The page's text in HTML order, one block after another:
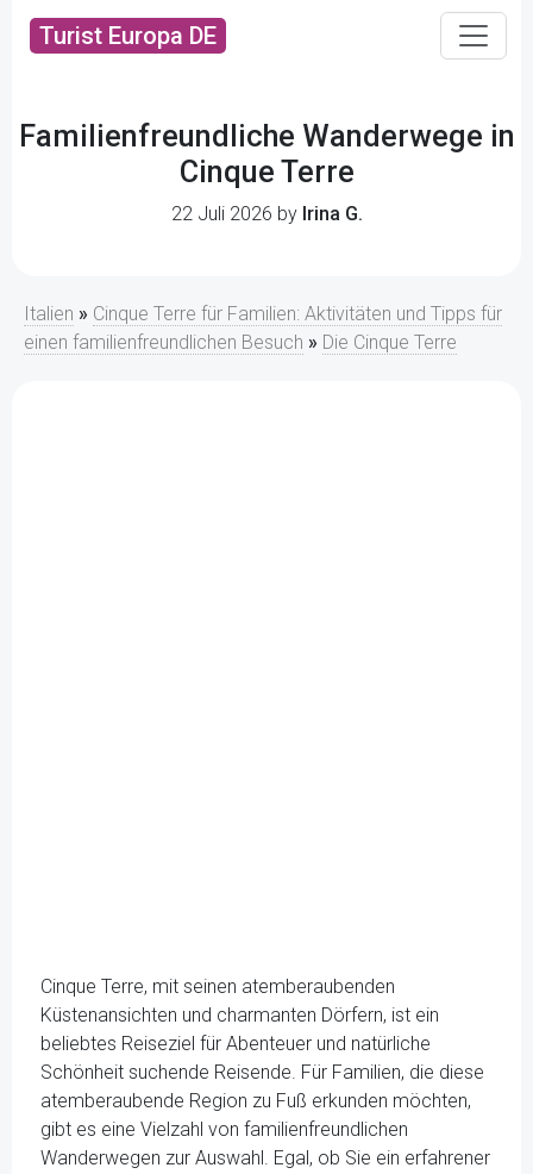
Turist Europa DE
Familienfreundliche Wanderwege in
Cinque Terre
22 Juli 2026 by Irina G.
Italien » Cinque Terre für Familien: Aktivitäten und Tipps für
einen familienfreundlichen Besuch » Die Cinque Terre
Cinque Terre, mit seinen atemberaubenden
Küstenansichten und charmanten Dörfern, ist ein
beliebtes Reiseziel für Abenteuer und natürliche
Schönheit suchende Reisende. Für Familien, die diese
atemberaubende Region zu Fuß erkunden möchten,
gibt es eine Vielzahl von familienfreundlichen
Wanderwegen zur Auswahl. Egal, ob Sie ein erfahrener